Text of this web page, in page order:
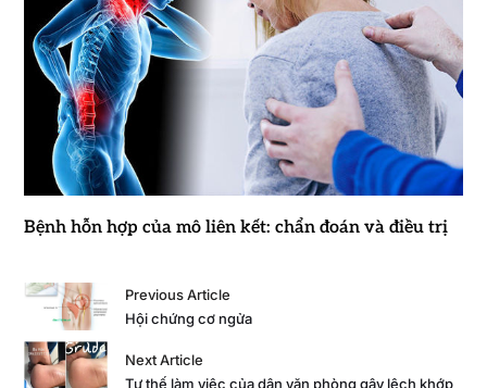
Bệnh hỗn hợp của mô liên kết: chẩn đoán và điều trị
Previous Article
Hội chứng cơ ngửa
Next Article
Tư thế làm việc của dân văn phòng gây lệch khớp